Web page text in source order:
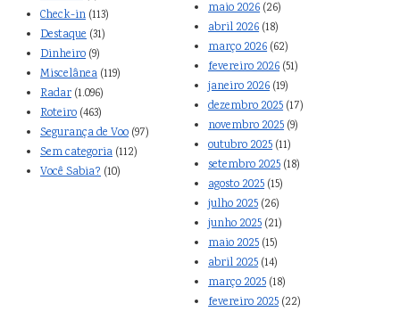
Check-in (113)
Destaque (31)
Dinheiro (9)
Miscelânea (119)
Radar (1.096)
Roteiro (463)
Segurança de Voo (97)
Sem categoria (112)
Você Sabia? (10)
maio 2026 (26)
abril 2026 (18)
março 2026 (62)
fevereiro 2026 (51)
janeiro 2026 (19)
dezembro 2025 (17)
novembro 2025 (9)
outubro 2025 (11)
setembro 2025 (18)
agosto 2025 (15)
julho 2025 (26)
junho 2025 (21)
maio 2025 (15)
abril 2025 (14)
março 2025 (18)
fevereiro 2025 (22)